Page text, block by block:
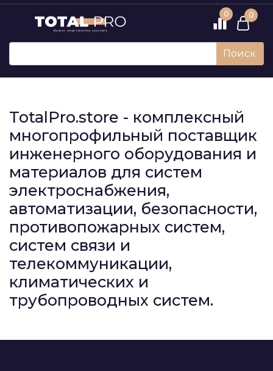
0 0
Поиск
TotalPro.store - комплексный
многопрофильный поставщик
инженерного оборудования и
материалов для систем
электроснабжения,
автоматизации, безопасности,
противопожарных систем,
систем связи и
телекоммуникации,
климатических и
трубопроводных систем.